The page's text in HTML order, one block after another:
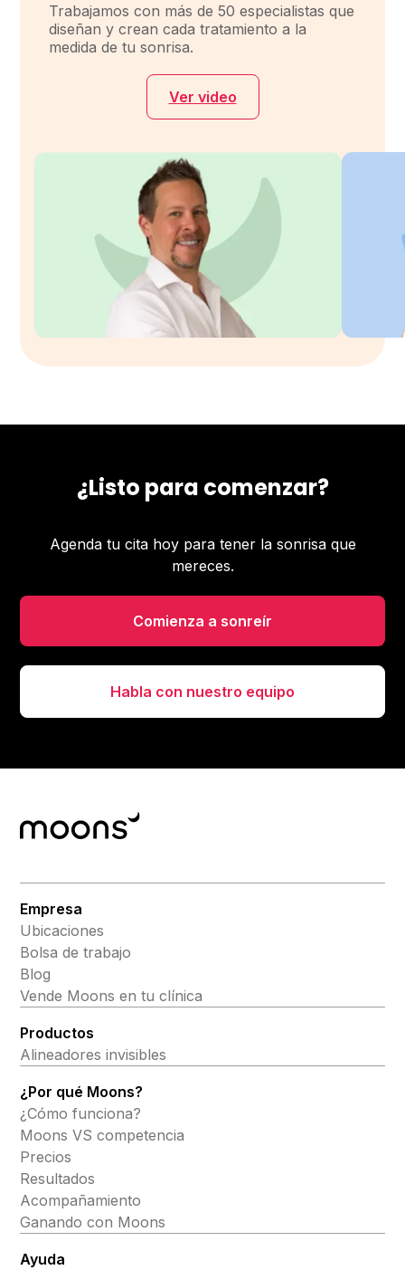
Trabajamos con más de 50 especialistas que
diseñan y crean cada tratamiento a la
medida de tu sonrisa.
Ver video
¿Listo para comenzar?
Agenda tu cita hoy para tener la sonrisa que
mereces.
Comienza a sonreír
Habla con nuestro equipo
Empresa
Ubicaciones
Bolsa de trabajo
Blog
Vende Moons en tu clínica
Productos
Alineadores invisibles
¿Por qué Moons?
¿Cómo funciona?
Moons VS competencia
Precios
Resultados
Acompañamiento
Ganando con Moons
Ayuda